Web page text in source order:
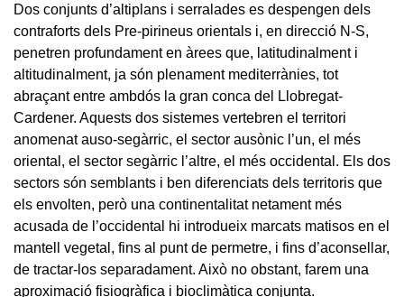
Dos conjunts d’altiplans i serralades es despengen dels
contraforts dels Pre-pirineus orientals i, en direcció N-S,
penetren profundament en àrees que, latitudinalment i
altitudinalment, ja són plenament mediterrànies, tot
abraçant entre ambdós la gran conca del Llobregat-
Cardener. Aquests dos sistemes vertebren el territori
anomenat auso-segàrric, el sector ausònic l’un, el més
oriental, el sector segàrric l’altre, el més occidental. Els dos
sectors són semblants i ben diferenciats dels territoris que
els envolten, però una continentalitat netament més
acusada de l’occidental hi introdueix marcats matisos en el
mantell vegetal, fins al punt de permetre, i fins d’aconsellar,
de tractar-los separadament. Això no obstant, farem una
aproximació fisiogràfica i bioclimàtica conjunta.